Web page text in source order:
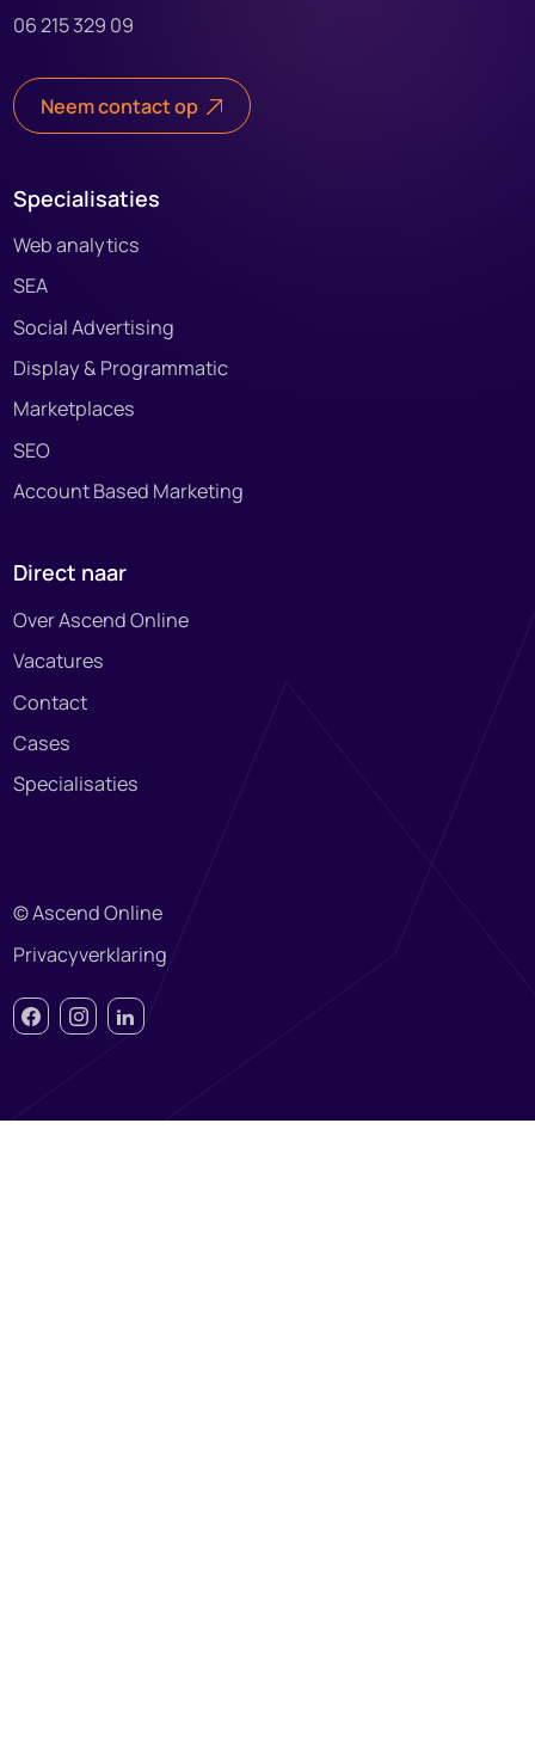
06 215 329 09
Neem contact op
Specialisaties
Web analytics
SEA
Social Advertising
Display & Programmatic
Marketplaces
SEO
Account Based Marketing
Direct naar
Over Ascend Online
Vacatures
Contact
Cases
Specialisaties
© Ascend Online
Privacyverklaring